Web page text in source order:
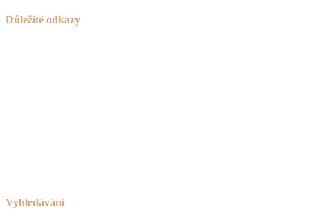
Důležité odkazy
Vyhledávání